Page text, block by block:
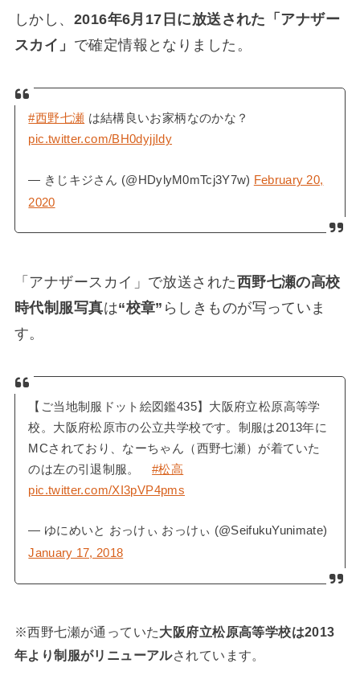
しかし、 2016年6月17日に放送された「アナザー
スカイ」 で確定情報となりました。
#西野七瀬 は結構良いお家柄なのかな？
pic.twitter.com/BH0dyjjIdy
— きじキジさん (@HDylyM0mTcj3Y7w) February 20,
2020
「アナザースカイ」で放送された西野七瀬の高校
時代制服写真は“校章” らしきものが写っていま
す。
【ご当地制服ドット絵図鑑435】大阪府立松原高等学
校。大阪府松原市の公立共学校です。制服は2013年に
MCされており、なーちゃん（西野七瀬）が着ていた
のは左の引退制服。#松高
pic.twitter.com/XI3pVP4pms
— ゆにめいと おっけぃ おっけぃ (@SeifukuYunimate)
January 17, 2018
※西野七瀬が通っていた大阪府立松原高等学校は2013
年より制服がリニューアルされています。